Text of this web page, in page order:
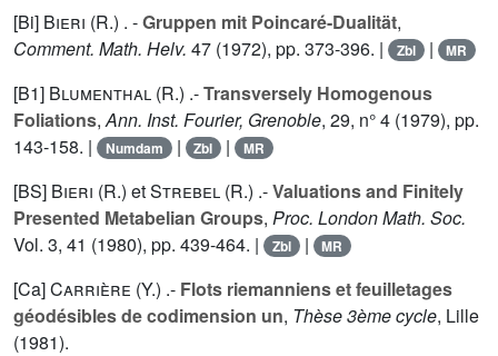
[Bi] Bieri (R.) . -Gruppen mit Poincaré-Dualität,
Comment. Math. Helv. 47 (1972), pp. 373-396. | Zbl | MR
[B1] Blumenthal (R.) .-Transversely Homogenous
Foliations,Ann. Inst. Fourier, Grenoble, 29, n° 4 (1979), pp.
143-158. |
Numdam | Zbl | MR
[BS] Bieri (R.) etStrebel (R.) .-Valuations and Finitely
Presented Metabelian Groups, Proc. London Math. Soc.
Vol. 3, 41 (1980), pp. 439-464. | Zbl | MR
[Ca]Carrière (Y.) .- Flots riemanniens et feuilletages
géodésibles de codimension un, Thèse 3ème cycle, Lille
(1981).